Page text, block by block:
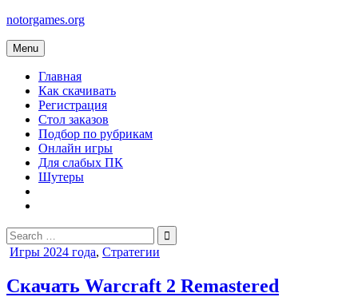
Skip
content
notorgames.org
Menu
Главная
Как скачивать
Регистрация
Стол заказов
Подбор по рубрикам
Онлайн игры
Для слабых ПК
Шутеры
Search
for:
Posted
Игры 2024 года, Стратегии
Скачать Warcraft 2 Remastered